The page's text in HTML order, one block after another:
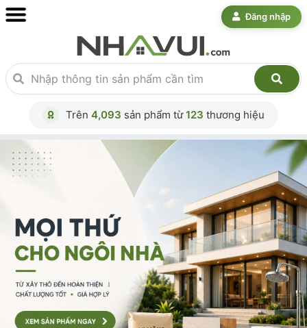
Đăng nhập
Trên 4,093 sản phẩm từ123 thương hiệu